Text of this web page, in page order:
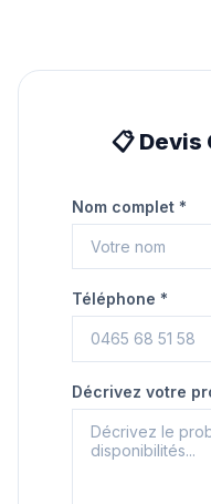
📋 Devis
Nom complet *
Téléphone *
Décrivez votre